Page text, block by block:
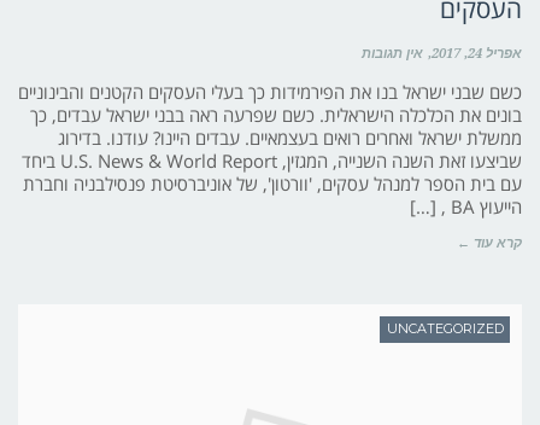
העסקים
אפריל 24, 2017 אין תגובות
כשם שבני ישראל בנו את הפירמידות כך בעלי העסקים הקטנים והבינוניים
בונים את הכלכלה הישראלית. כשם שפרעה ראה בבני ישראל עבדים, כך
ממשלת ישראל ואחרים רואים בעצמאיים. עבדים היינו? עודנו. בדירוג
שביצעו זאת השנה השנייה, המגזין, U.S. News & World Report ביחד
עם בית הספר למנהל עסקים, 'וורטון', של אוניברסיטת פנסילבניה וחברת
הייעוץ BA , […]
קרא עוד ←
UNCATEGORIZED